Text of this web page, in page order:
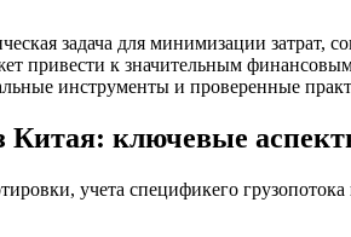
задача для минимизации затрат,
привести к значительным
инструменты и проверенные
Китая: ключевые
учета спецификего